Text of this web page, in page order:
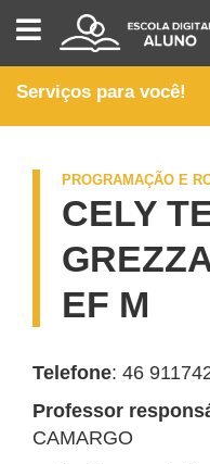
SEEDLAB
Serviços para você!
PROGRAMAÇÃO E
CELY
EF M
Telefone: 46
Professor
CAMARGO